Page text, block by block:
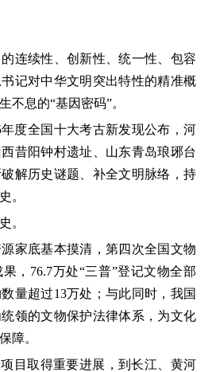
续性、创新性、统一性、包容
记对中华文明突出特性的精准概
不息的“基因密码”。
全国十大考古新发现公布，河
昔阳钟村遗址、山东青岛琅琊台
解历史谜题、补全文明脉络，持
。
。
底基本摸清，第四次全国文物
，76.7万处“三普”登记文物全部
量超过13万处；与此同时，我国
领的文物保护法律体系，为文化
障。
取得重要进展，到长江、黄河